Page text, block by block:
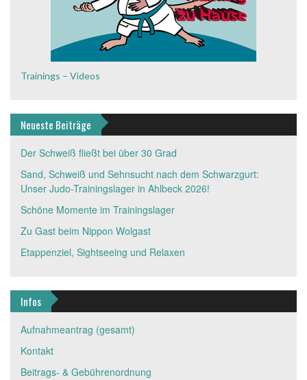
Trainings – Videos
Neueste Beiträge
Der Schweiß fließt bei über 30 Grad
Sand, Schweiß und Sehnsucht nach dem Schwarzgurt:
Unser Judo-Trainingslager in Ahlbeck 2026!
Schöne Momente im Trainingslager
Zu Gast beim Nippon Wolgast
Etappenziel, Sightseeing und Relaxen
Infos
Aufnahmeantrag (gesamt)
Kontakt
Beitrags- & Gebührenordnung